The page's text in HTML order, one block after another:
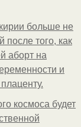
больше не
после того, как
аборт на
и
космоса будет